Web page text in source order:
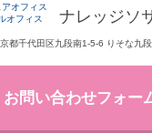
オフィス
オフィス
ナレッジソ
都千代田区九段南1-5-6 りそな九
お問い合わせフォー